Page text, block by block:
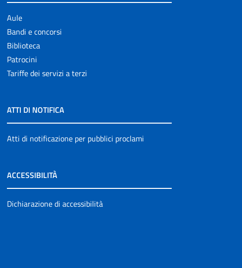
Aule
Bandi e concorsi
Biblioteca
Patrocini
Tariffe dei servizi a terzi
ATTI DI NOTIFICA
Atti di notificazione per pubblici proclami
ACCESSIBILITÀ
Dichiarazione di accessibilità